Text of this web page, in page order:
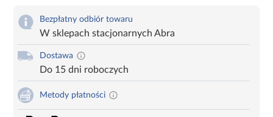
Bezpłatny odbiór towaru
W sklepach stacjonarnych Abra
Dostawa
Do 15 dni roboczych
Metody płatności